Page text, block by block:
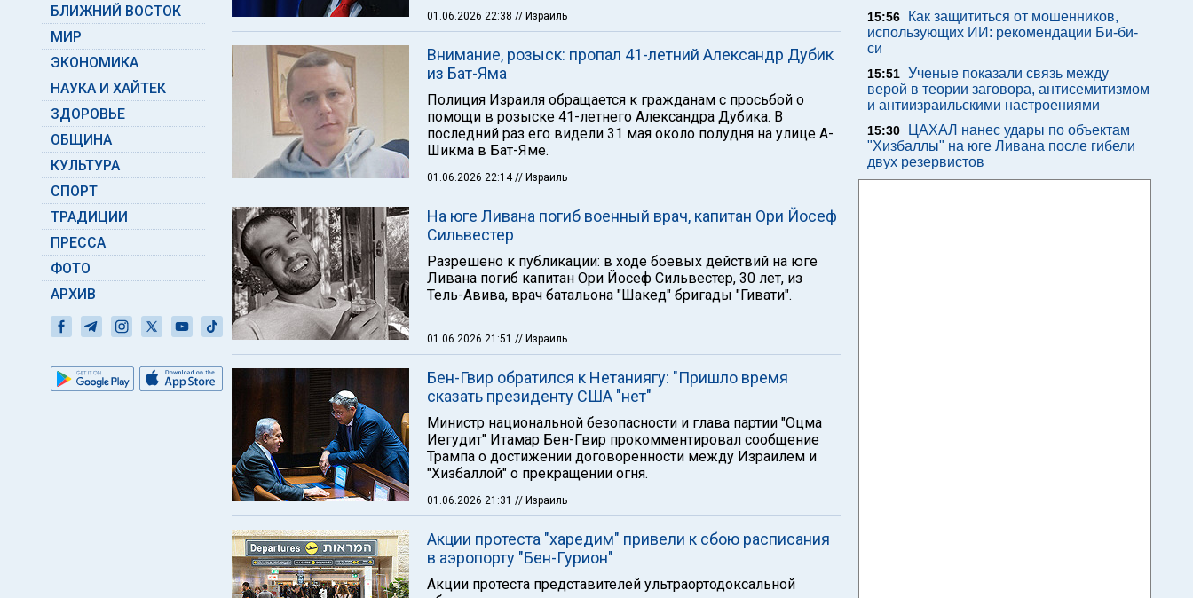
БЛИЖНИЙ ВОСТОК
МИР
ЭКОНОМИКА
НАУКА И ХАЙТЕК
ЗДОРОВЬЕ
ОБЩИНА
КУЛЬТУРА
СПОРТ
ТРАДИЦИИ
ПРЕССА
ФОТО
АРХИВ
01.06.2026 22:38 // Израиль
Внимание, розыск: пропал 41-летний Александр Дубик
из Бат-Яма
Полиция Израиля обращается к гражданам с просьбой о
помощи в розыске 41-летнего Александра Дубика. В
последний раз его видели 31 мая около полудня на улице А-
Шикма в Бат-Яме.
01.06.2026 22:14// Израиль
На юге Ливана погиб военный врач, капитан Ори Йосеф
Сильвестер
Разрешено к публикации: в ходе боевых действий на юге
Ливана погиб капитан Ори Йосеф Сильвестер, 30 лет, из
Тель-Авива, врач батальона "Шакед" бригады "Гивати".
01.06.2026 21:51 // Израиль
Бен-Гвир обратился к Нетаниягу: "Пришло время
сказать президенту США "нет"
Министр национальной безопасности и глава партии "Оцма
Иегудит" Итамар Бен-Гвир прокомментировал сообщение
Трампа о достижении договоренности между Израилем и
"Хизбаллой" о прекращении огня.
01.06.2026 21:31 // Израиль
Акции протеста "харедим" привели к сбою расписания
в аэропорту "Бен-Гурион"
Акции протеста представителей ультраортодоксальной
15:56
Как защититься от мошенников,
использующих ИИ: рекомендации Би-би-
си
15:51 Ученые показали связь между
верой в теории заговора, антисемитизмом
и антиизраильскими настроениями
15:30
ЦАХАЛ нанес удары по объектам
"Хизбаллы" на юге Ливана после гибели
двух резервистов